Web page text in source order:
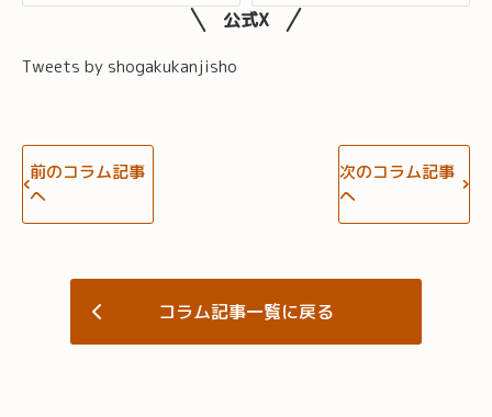
公式X
Tweets by shogakukanjisho
前のコラム記事
へ
次のコラム記事
へ
コラム記事一覧に戻る